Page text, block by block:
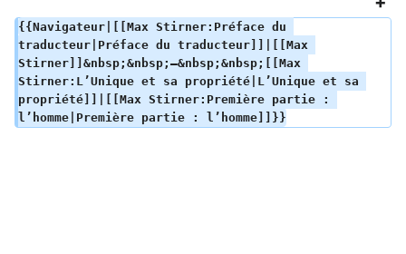
{{Navigateur|[[Max Stirner:Préface du
traducteur|Préface du traducteur]]|[[Max
Stirner]]&nbsp;&nbsp;—&nbsp;&nbsp;[[Max
Stirner:L’Unique et sa propriété|L’Unique et sa
propriété]]|[[Max Stirner:Première partie :
l’homme|Première partie : l’homme]]}}